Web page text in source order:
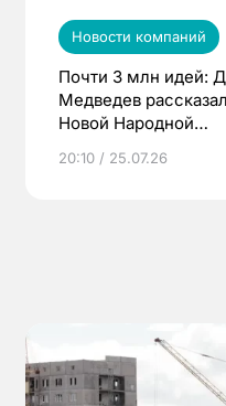
Новости компаний
Почти 3 млн идей:
Медведев
Новой Народной
20:10 / 25.07.26